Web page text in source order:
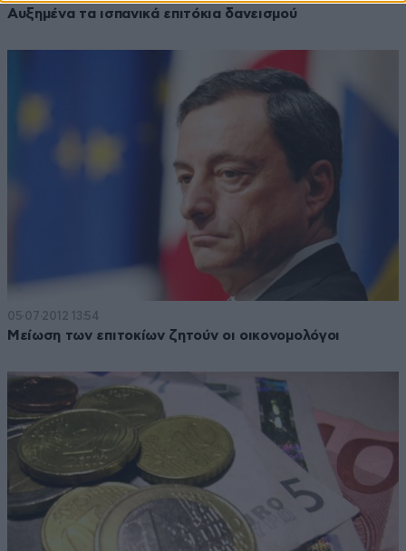
Αυξημένα τα ισπανικά επιτόκια δανεισμού
05·07·2012 13:54
Μείωση των επιτοκίων ζητούν οι οικονομολόγοι